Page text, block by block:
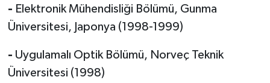
- Elektronik Mühendisliği Bölümü, Gunma
Üniversitesi, Japonya (1998-1999)
- Uygulamalı Optik Bölümü, Norveç Teknik
Üniversitesi (1998)